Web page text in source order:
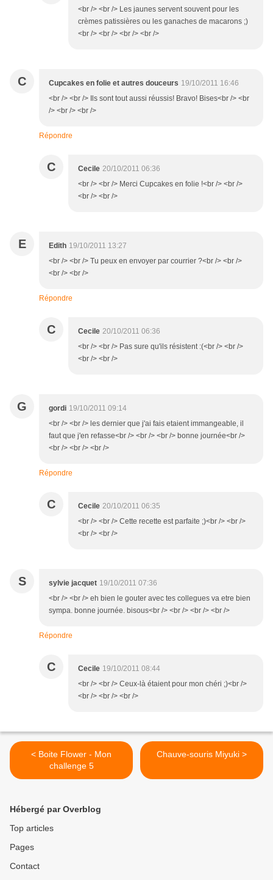
<br /> <br /> Les jaunes servent souvent pour les
crèmes patissières ou les ganaches de macarons ;)
<br /> <br /> <br /> <br />
C Cupcakes en folie et autres douceurs 19/10/2011 16:46
<br /> <br /> Ils sont tout aussi réussis! Bravo! Bises<br /> <br
/> <br /> <br />
Répondre
C Cecile 20/10/2011 06:36
<br /> <br /> Merci Cupcakes en folie !<br /> <br />
<br /> <br />
E Edith 19/10/2011 13:27
<br /> <br /> Tu peux en envoyer par courrier ?<br /> <br />
<br /> <br />
Répondre
C Cecile 20/10/2011 06:36
<br /> <br /> Pas sure qu'ils résistent :(<br /> <br />
<br /> <br />
G gordi 19/10/2011 09:14
<br /> <br /> les dernier que j'ai fais etaient immangeable, il
faut que j'en refasse<br /> <br /> <br /> bonne journée<br />
<br /> <br /> <br />
Répondre
C Cecile 20/10/2011 06:35
<br /> <br /> Cette recette est parfaite ;)<br /> <br />
<br /> <br />
S sylvie jacquet 19/10/2011 07:36
<br /> <br /> eh bien le gouter avec tes collegues va etre bien
sympa. bonne journée. bisous<br /> <br /> <br /> <br />
Répondre
C Cecile 19/10/2011 08:44
<br /> <br /> Ceux-là étaient pour mon chéri ;)<br />
<br /> <br /> <br />
< Boite Flower - Mon
challenge 5
Chauve-souris Miyuki >
Hébergé par Overblog
Top articles
Pages
Contact